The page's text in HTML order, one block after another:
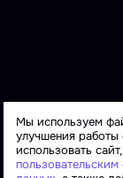
Мы используем
улучшения работы
использовать